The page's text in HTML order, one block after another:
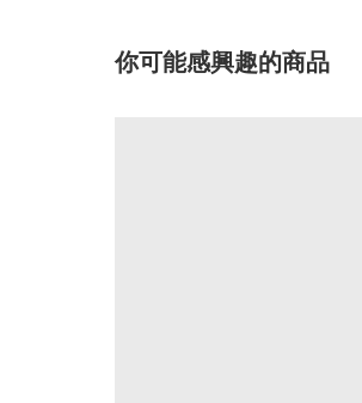
你可能感興趣的商品